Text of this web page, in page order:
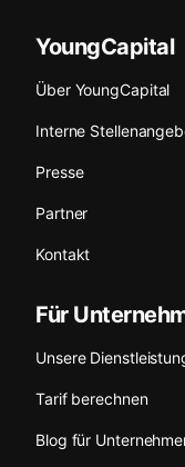
YoungCapital
Über YoungCapital
Interne
Presse
Partner
Kontakt
Für
Unsere
Tarif berechnen
Blog für